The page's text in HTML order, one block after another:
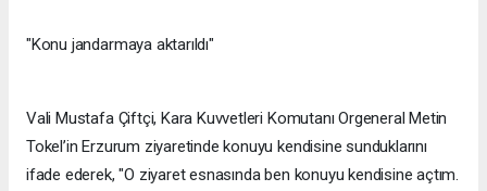
"Konu jandarmaya aktarıldı"
Vali Mustafa Çiftçi, Kara Kuvvetleri Komutanı Orgeneral Metin
Tokel’in Erzurum ziyaretinde konuyu kendisine sunduklarını
ifade ederek, "O ziyaret esnasında ben konuyu kendisine açtım.